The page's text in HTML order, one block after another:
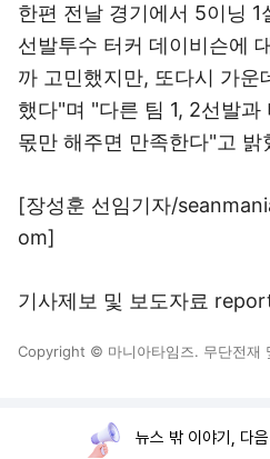
한편 전날 경기에서 5이닝 1
선발투수 터커 데이비슨에
까 고민했지만, 또다시 가운
했다"며 "다른 팀 1, 2선발과
몫만 해주면 만족한다"고 밝
[장성훈 선임기자/
om]
기사제보 및 보도자료
Copyright © 마니아타임즈. 무단전재
뉴스 밖 이야기, 다